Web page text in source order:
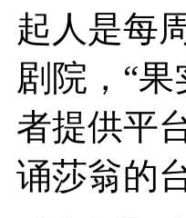
起人是每
剧院，“
者提供平
诵莎翁的